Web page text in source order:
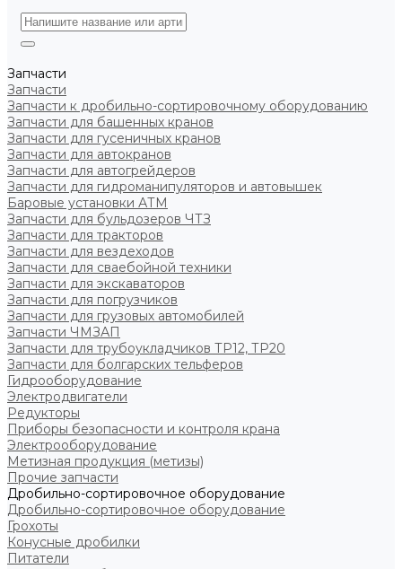
Запчасти
Запчасти
Запчасти к дробильно-сортировочному оборудованию
Запчасти для башенных кранов
Запчасти для гусеничных кранов
Запчасти для автокранов
Запчасти для автогрейдеров
Запчасти для гидроманипуляторов и автовышек
Баровые установки АТМ
Запчасти для бульдозеров ЧТЗ
Запчасти для тракторов
Запчасти для вездеходов
Запчасти для сваебойной техники
Запчасти для экскаваторов
Запчасти для погрузчиков
Запчасти для грузовых автомобилей
Запчасти ЧМЗАП
Запчасти для трубоукладчиков ТР12, ТР20
Запчасти для болгарских тельферов
Гидрооборудование
Электродвигатели
Редукторы
Приборы безопасности и контроля крана
Электрооборудование
Метизная продукция (метизы)
Прочие запчасти
Дробильно-сортировочное оборудование
Дробильно-сортировочное оборудование
Грохоты
Конусные дробилки
Питатели